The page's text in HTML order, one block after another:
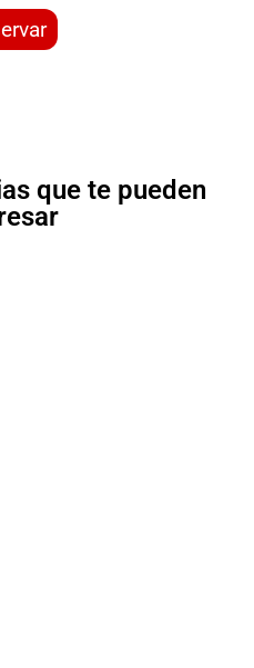
que te pueden